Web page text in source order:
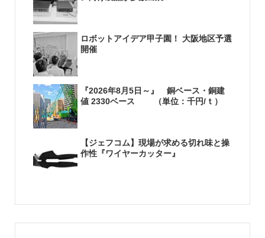
ロボットアイデア甲子園！ 大阪地区予選
開催
『2026年8月5日～』 銅ベース・銅建
値 2330ベース （単位：千円/ｔ）
【ジェフコム】現場が求める切れ味と操
作性『ワイヤーカッター』